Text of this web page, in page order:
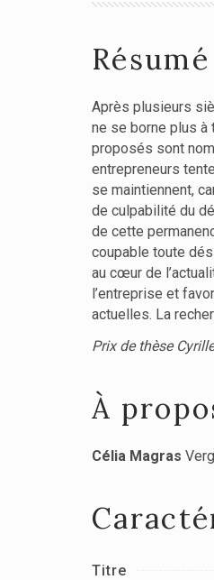
Résumé
Après plusieurs
ne se borne plus à
proposés sont
entrepreneurs
se maintiennent,
de culpabilité du
de cette
coupable toute
au cœur de
l’entreprise et
actuelles. La
Prix de thèse
À
Célia Magras
Titre